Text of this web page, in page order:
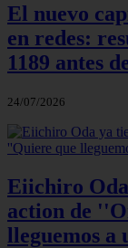
El nuevo
en redes:
1189 antes
24/07/2026
Eiichiro
action de
lleguemos a